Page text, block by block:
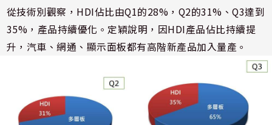
從技術別觀察，HDI佔比由Q1的28%，Q2的31%、Q3達到
35%，產品持續優化。定穎說明，因HDI產品佔比持續提
升，汽車、網通、顯示面板都有高階新產品加入量產。